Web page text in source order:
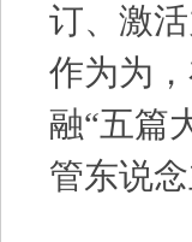
订、激
作为为
融“五篇
管东说